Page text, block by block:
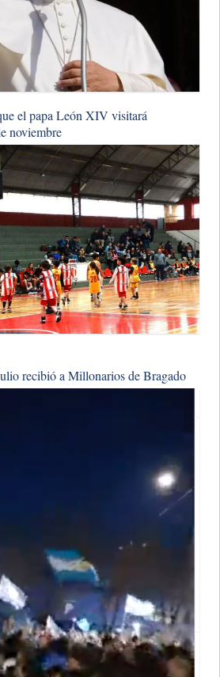
el papa León XIV visitará
noviembre
recibió a Millonarios de Bragado